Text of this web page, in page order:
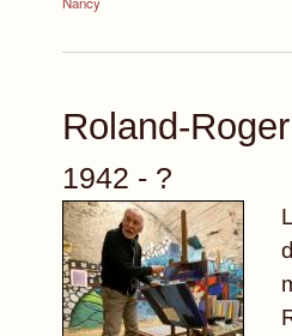
Roland-
1942 - ?